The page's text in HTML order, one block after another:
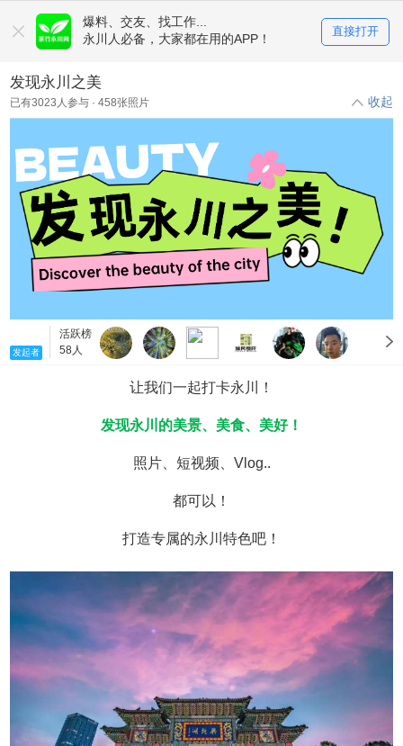
爆料、交友、找工作...
永川人必备，大家都在用的APP！
直接打开
发现永川之美
已有3023 人参与 · 458张照片 收起
发起者
活跃榜
58人
让我们一起打卡永川！
发现永川的美景、美食、美好！
照片、短视频、Vlog..
都可以！
打造专属的永川特色吧！